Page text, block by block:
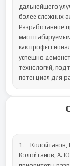
дальнейшего
более сложных
Разработанное
как
успешно
технологий,
потенциал для
1.	Колойтанов, В. И. Обзор речевых технологий / В. И.
Колойтанов, А.